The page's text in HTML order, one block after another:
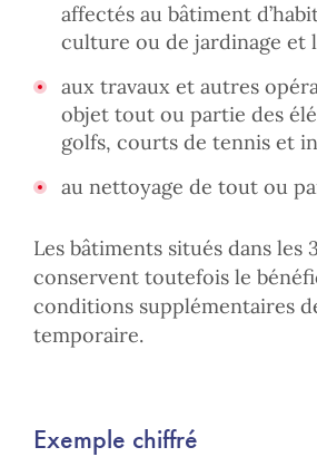
affectés au bâtiment
culture ou de jardinage et
aux travaux et autres
objet tout ou partie des
golfs, courts de tennis et
au nettoyage de tout ou
Les bâtiments situés dans
conservent toutefois le
conditions supplémentaires
temporaire.
Exemple chiffré